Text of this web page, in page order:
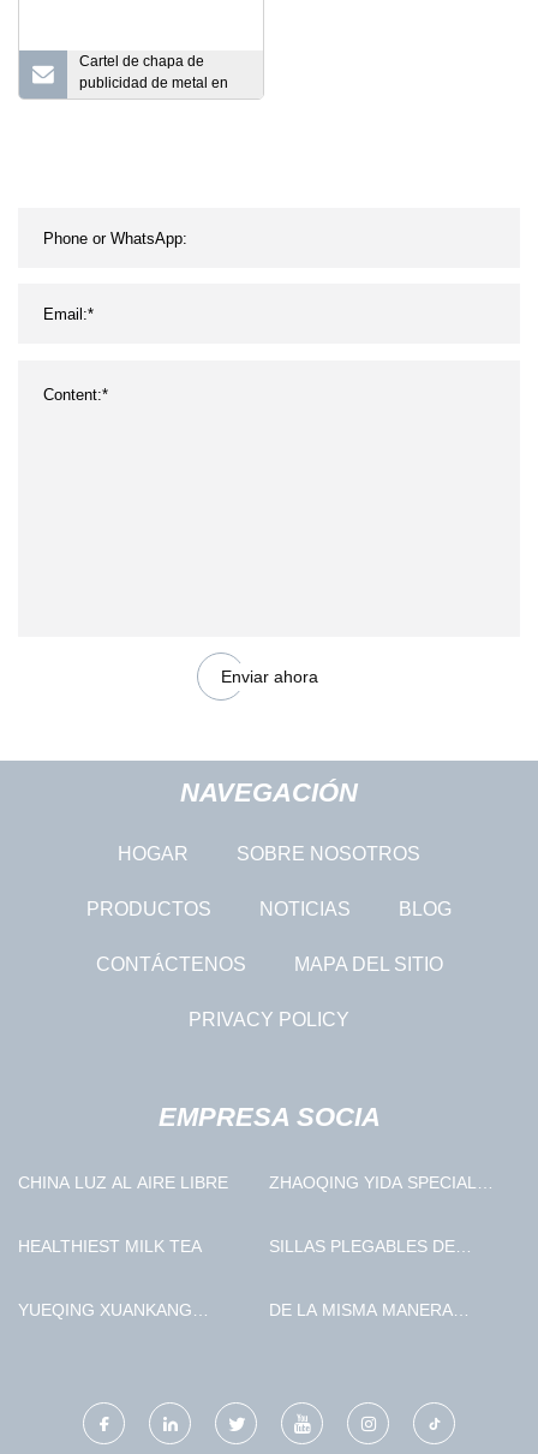
Cartel de chapa de
publicidad de metal en
relieve redondo para
Enviar ahora
NAVEGACIÓN
HOGAR SOBRE NOSOTROS
PRODUCTOS NOTICIAS BLOG
CONTÁCTENOS MAPA DEL SITIO
PRIVACY POLICY
EMPRESA SOCIA
CHINA LUZ AL AIRE LIBRE
ZHAOQING YIDA SPECIAL
CO., LTD
HEALTHIEST MILK TEA
SILLAS PLEGABLES DE
YUEQING XUANKANG
DE LA MISMA MANERA